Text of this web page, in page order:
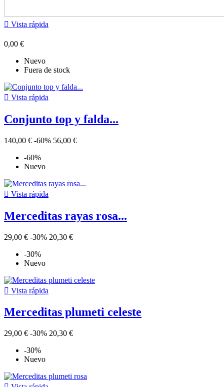
 Vista rápida
0,00 €
Nuevo
Fuera de stock
 Vista rápida
Conjunto top y falda...
140,00 € -60% 56,00 €
-60%
Nuevo
 Vista rápida
Merceditas rayas rosa...
29,00 € -30% 20,30 €
-30%
Nuevo
 Vista rápida
Merceditas plumeti celeste
29,00 € -30% 20,30 €
-30%
Nuevo